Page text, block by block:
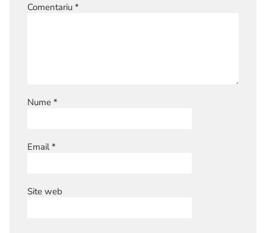
Comentariu *
Nume *
Email*
Site web